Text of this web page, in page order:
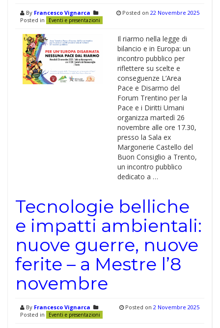
By Francesco Vignarca
Posted in
Eventi e presentazioni
Posted on 22 Novembre 2025
Il riarmo nella legge di
bilancio e in Europa: un
incontro pubblico per
riflettere su scelte e
conseguenze L’Area
Pace e Disarmo del
Forum Trentino per la
Pace e i Diritti Umani
organizza martedì 26
novembre alle ore 17.30,
presso la Sala ex
Margonerie Castello del
Buon Consiglio a Trento,
un incontro pubblico
dedicato a …
Tecnologie belliche
e impatti ambientali:
nuove guerre, nuove
ferite – a Mestre l’8
novembre
By Francesco Vignarca
Posted in
Eventi e presentazioni
Posted on 2 Novembre 2025